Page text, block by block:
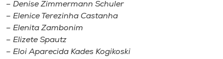
– Denise Zimmermann Schuler
– Elenice Terezinha Castanha
– Elenita Zambonim
– Elizete Spautz
– Eloi Aparecida Kades Kogikoski